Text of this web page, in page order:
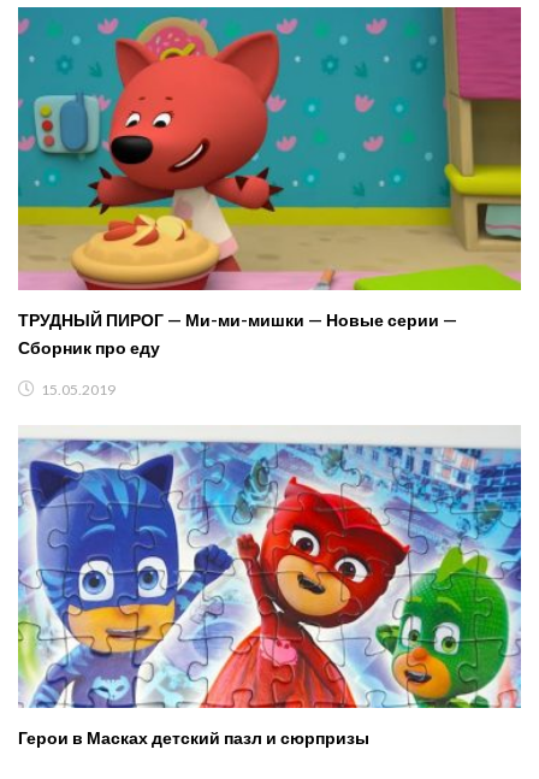
ТРУДНЫЙ ПИРОГ — Ми-ми-мишки — Новые серии —
Сборник про еду
15.05.2019
Герои в Масках детский пазл и сюрпризы